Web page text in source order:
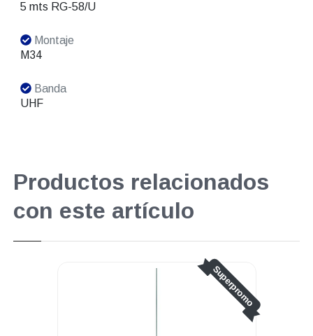
5 mts RG-58/U
Montaje
M34
Banda
UHF
Productos relacionados
con este artículo